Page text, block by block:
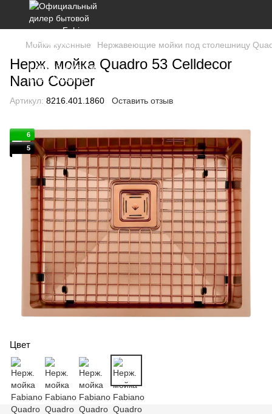
Мойки кухонные Нержавеющие мойки под столешницу
Нерж. мойка Quadro 53 Celldecor
Nano Cooper
Артикул: 8216.401.1860 Оставить отзыв
6
5
Цвет